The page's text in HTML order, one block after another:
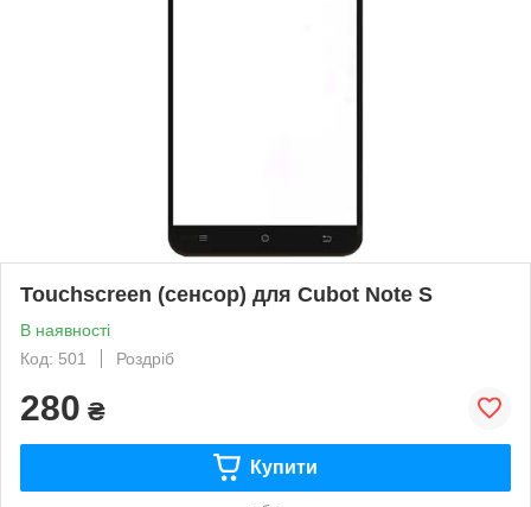
Touchscreen (сенсор) для Cubot Note S
В наявності
Код: 501
Роздріб
280 ₴
Купити